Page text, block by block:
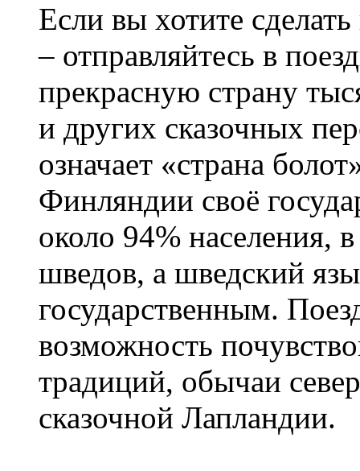
Если вы хотите
– отправляйтесь в
прекрасную страну
и других сказочных
означает «страна
Финляндии своё
около 94% населения,
шведов, а шведский
государственным.
возможность
традиций, обычаи
сказочной Лапландии.